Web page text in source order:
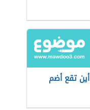
أين تقع أضم